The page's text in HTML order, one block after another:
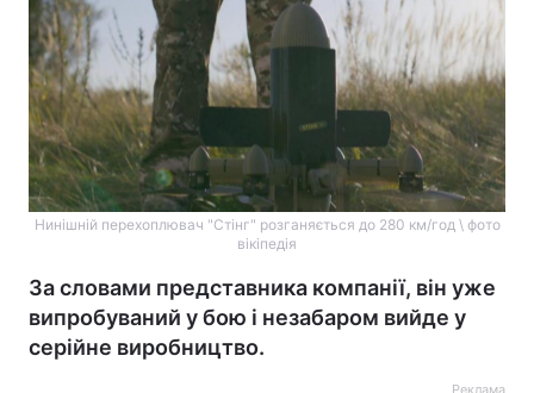
Нинішній перехоплювач "Стінг" розганяється до 280 км/год \ фото
вікіпедія
За словами представника компанії, він уже
випробуваний у бою і незабаром вийде у
серійне виробництво.
Реклама